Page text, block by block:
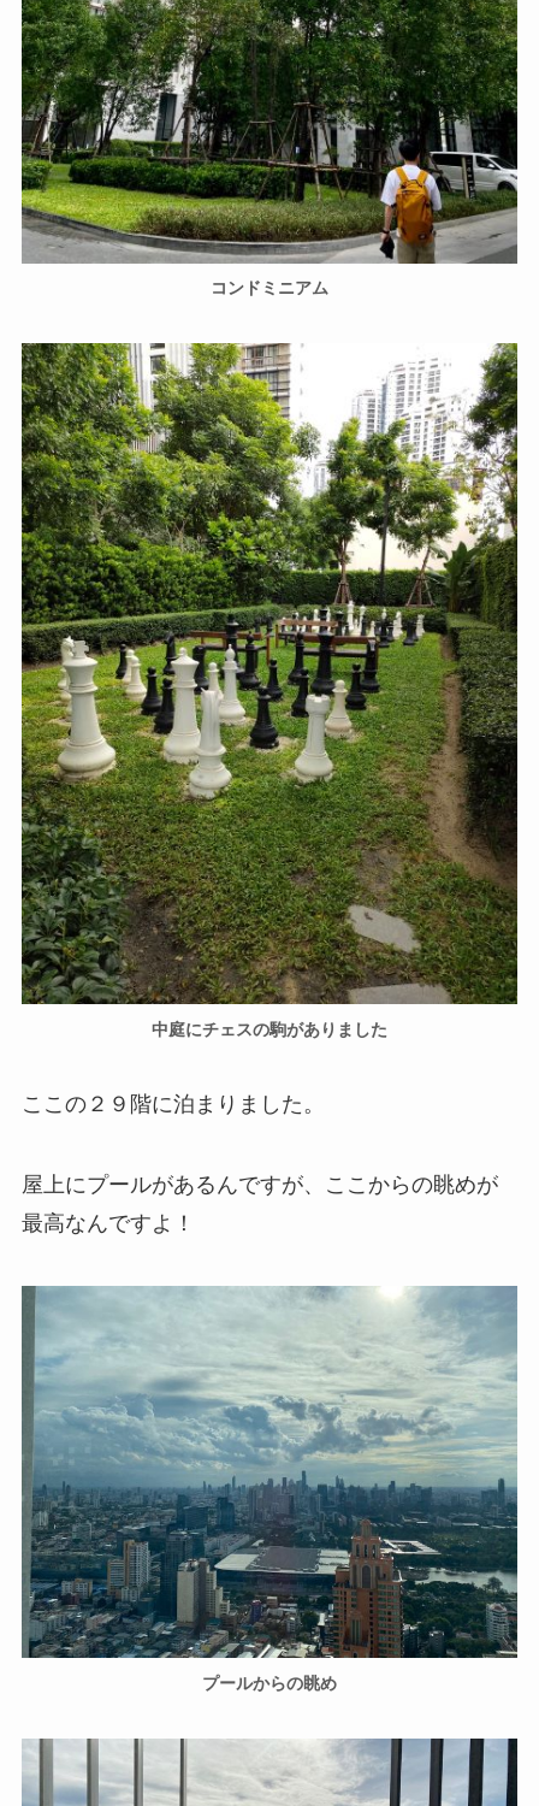
コンドミニアム
中庭にチェスの駒がありました
ここの２９階に泊まりました。
屋上にプールがあるんですが、ここからの眺めが
最高なんですよ！
プールからの眺め